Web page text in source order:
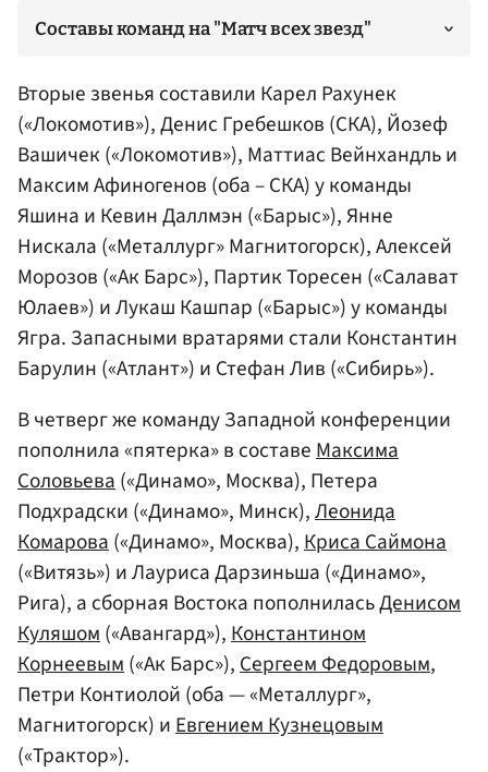
Составы команд на "Матч всех звезд"
Команда Ягра
Вторые звенья составили Карел Рахунек
(«Локомотив»),Денис Гребешков (СКА), Йозеф
Вашичек («Локомотив»), Маттиас Вейнхандльи
Максим Афиногенов (оба – СКА) у команды
Яшина и Кевин Даллмэн («Барыс»), Янне
Нискала («Металлург» Магнитогорск),Алексей
Морозов («Ак Барс»), Партик Торесен («Салават
Юлаев») иЛукаш Кашпар («Барыс») у команды
Ягра. Запасными вратарями стали Константин
Барулин («Атлант») и Стефан Лив («Сибирь»).
В четверг же команду Западной конференции
пополнила «пятерка» в составеМаксима
Соловьева(«Динамо», Москва), Петера
Подхрадски («Динамо», Минск),Леонида
Комарова(«Динамо», Москва),Криса Саймона
(«Витязь») и Лауриса Дарзиньша («Динамо»,
Рига), а сборная Востока пополниласьДенисом
Куляшом(«Авангард»),Константином
Корнеевым(«Ак Барс»),Сергеем Федоровым,
Петри Контиолой (оба — «Металлург»,
Магнитогорск) иЕвгением Кузнецовым
(«Трактор»).